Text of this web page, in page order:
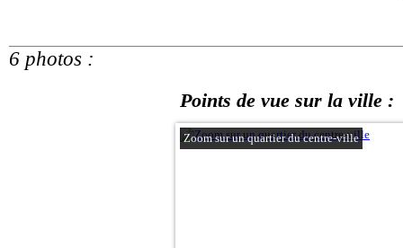
6 photos :
Points de vue sur la ville :
Zoom sur un quartier du centre-ville